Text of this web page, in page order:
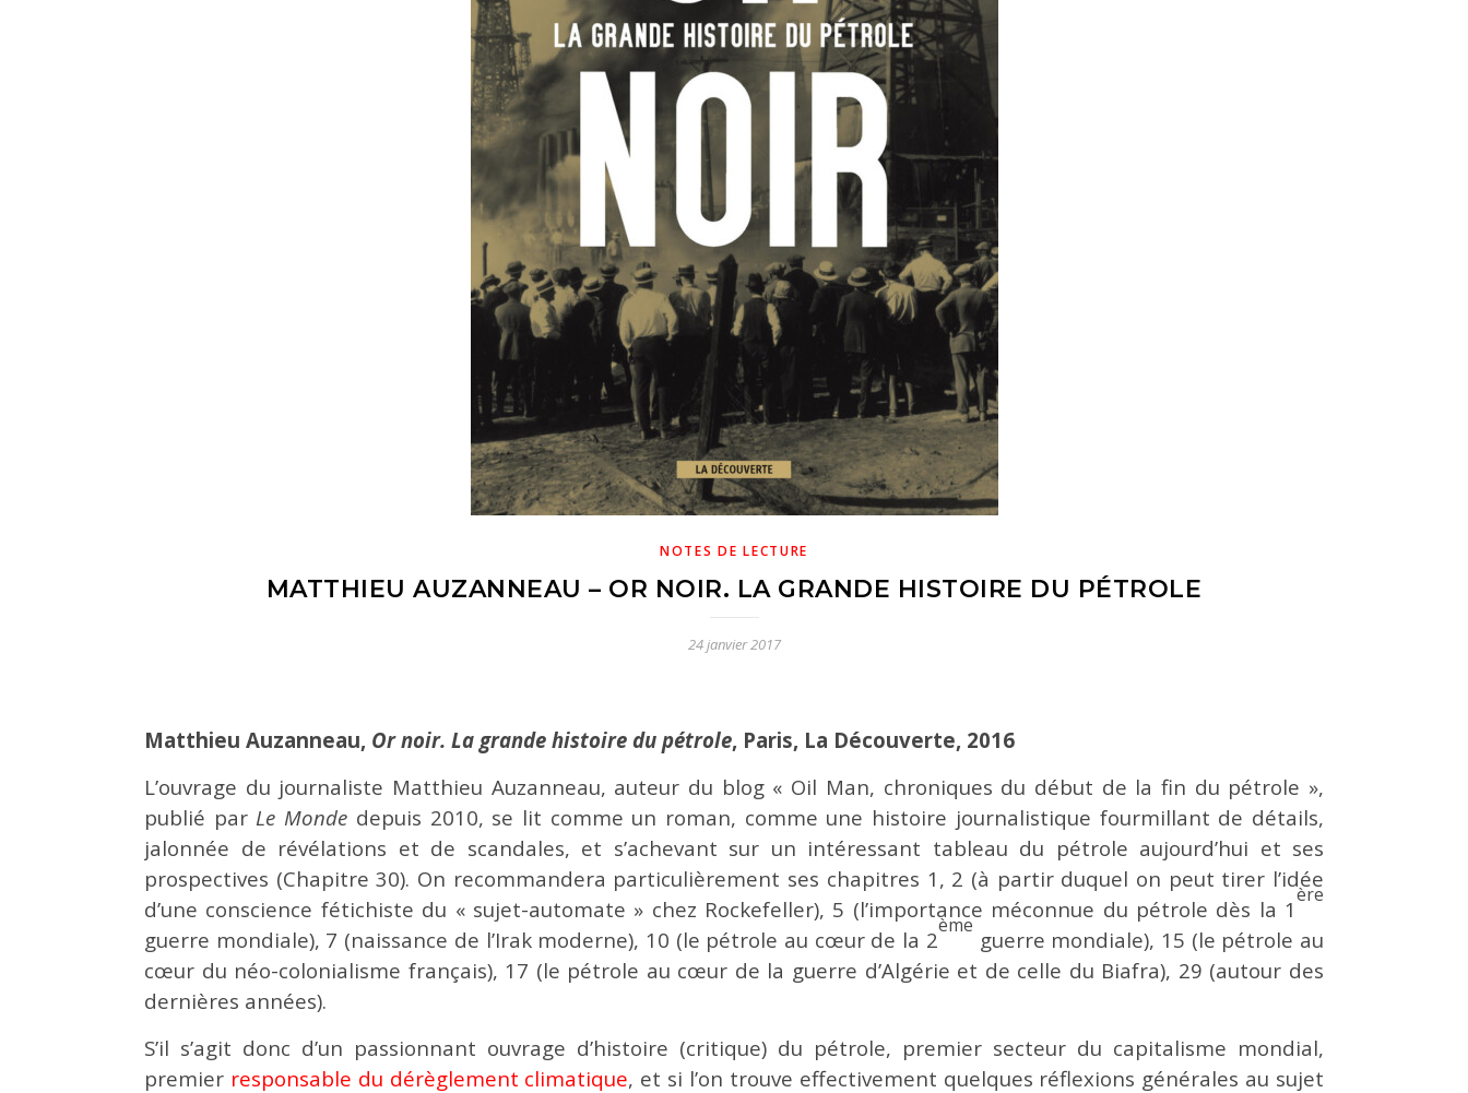
NOTES DE LECTURE
MATTHIEU AUZANNEAU – OR NOIR. LA GRANDE HISTOIRE DU PÉTROLE
24 janvier 2017
Matthieu Auzanneau, Or noir. La grande histoire du pétrole, Paris, La Découverte, 2016
L’ouvrage du journaliste Matthieu Auzanneau, auteur du blog « Oil Man, chroniques du début de la fin du pétrole »,
publié par Le Monde depuis 2010, se lit comme un roman, comme une histoire journalistique fourmillant de détails,
jalonnée de révélations et de scandales, et s’achevant sur un intéressant tableau du pétrole aujourd’hui et ses
prospectives (Chapitre 30). On recommandera particulièrement ses chapitres 1, 2 (à partir duquel on peut tirer l’idée
d’une conscience fétichiste du « sujet-automate » chez Rockefeller), 5 (l’importance méconnue du pétrole dès la 1
ère
guerre mondiale), 7 (naissance de l’Irak moderne), 10 (le pétrole au cœur de la 2
ème
guerre mondiale), 15 (le pétrole au
cœur du néo-colonialisme français), 17 (le pétrole au cœur de la guerre d’Algérie et de celle du Biafra), 29 (autour des
dernières années).
S’il s’agit donc d’un passionnant ouvrage d’histoire (critique) du pétrole, premier secteur du capitalisme mondial,
premier responsable du dérèglement climatique, et si l’on trouve effectivement quelques réflexions générales au sujet